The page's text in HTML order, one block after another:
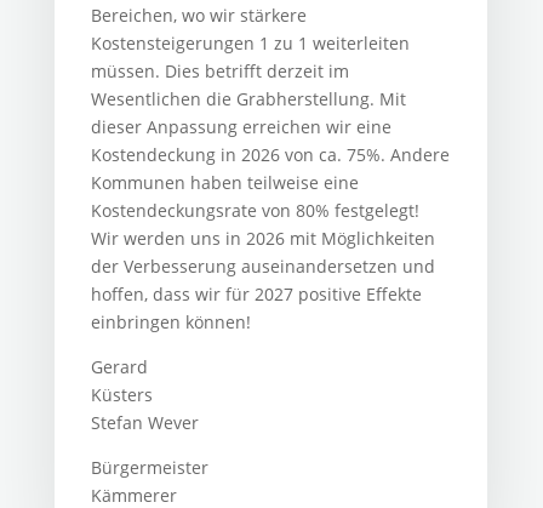
Bereichen, wo wir stärkere
Kostensteigerungen 1 zu 1 weiterleiten
müssen. Dies betrifft derzeit im
Wesentlichen die Grabherstellung. Mit
dieser Anpassung erreichen wir eine
Kostendeckung in 2026 von ca. 75%. Andere
Kommunen haben teilweise eine
Kostendeckungsrate von 80% festgelegt!
Wir werden uns in 2026 mit Möglichkeiten
der Verbesserung auseinandersetzen und
hoffen, dass wir für 2027 positive Effekte
einbringen können!
Gerard
Küsters
Stefan Wever
Kämmerer